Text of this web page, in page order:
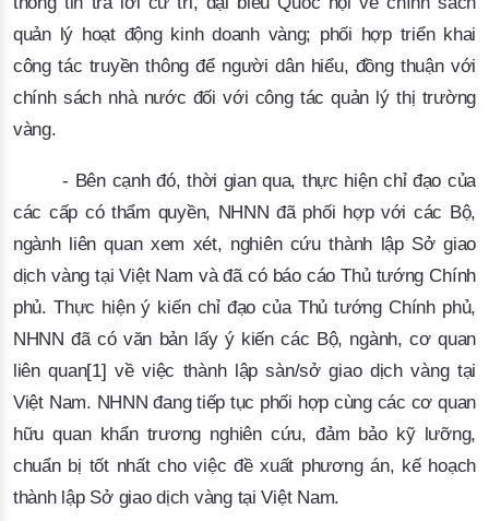
quản lý hoạt động kinh doanh vàng; phối hợp triển khai
công tác truyền thông để người dân hiểu, đồng thuận với
chính sách nhà nước đối với công tác quản lý thị trường
vàng.
- Bên cạnh đó, thời gian qua, thực hiện chỉ đạo của
các cấp có thẩm quyền, NHNN đã phối hợp với các Bộ,
ngành liên quan xem xét, nghiên cứu thành lập Sở giao
dịch vàng tại Việt Nam và đã có báo cáo Thủ tướng Chính
phủ. Thực hiện ý kiến chỉ đạo của Thủ tướng Chính phủ,
NHNN đã có văn bản lấy ý kiến các Bộ, ngành, cơ quan
liên quan[1] về việc thành lập sàn/sở giao dịch vàng tại
Việt Nam. NHNN đang tiếp tục phối hợp cùng các cơ quan
hữu quan khẩn trương nghiên cứu, đảm bảo kỹ lưỡng,
chuẩn bị tốt nhất cho việc đề xuất phương án, kế hoạch
thành lập Sở giao dịch vàng tại Việt Nam.